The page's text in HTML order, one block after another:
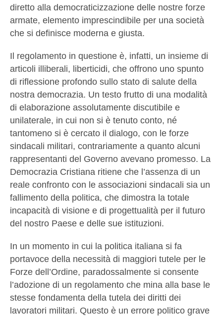
diretto alla democraticizzazione delle nostre forze
armate, elemento imprescindibile per una società
che si definisce moderna e giusta.
Il regolamento in questione è, infatti, un insieme di
articoli illiberali, liberticidi, che offrono uno spunto
di riflessione profondo sullo stato di salute della
nostra democrazia. Un testo frutto di una modalità
di elaborazione assolutamente discutibile e
unilaterale, in cui non si è tenuto conto, né
tantomeno si è cercato il dialogo, con le forze
sindacali militari, contrariamente a quanto alcuni
rappresentanti del Governo avevano promesso. La
Democrazia Cristiana ritiene che l’assenza di un
reale confronto con le associazioni sindacali sia un
fallimento della politica, che dimostra la totale
incapacità di visione e di progettualità per il futuro
del nostro Paese e delle sue istituzioni.
In un momento in cui la politica italiana si fa
portavoce della necessità di maggiori tutele per le
Forze dell’Ordine, paradossalmente si consente
l’adozione di un regolamento che mina alla base le
stesse fondamenta della tutela dei diritti dei
lavoratori militari. Questo è un errore politico grave